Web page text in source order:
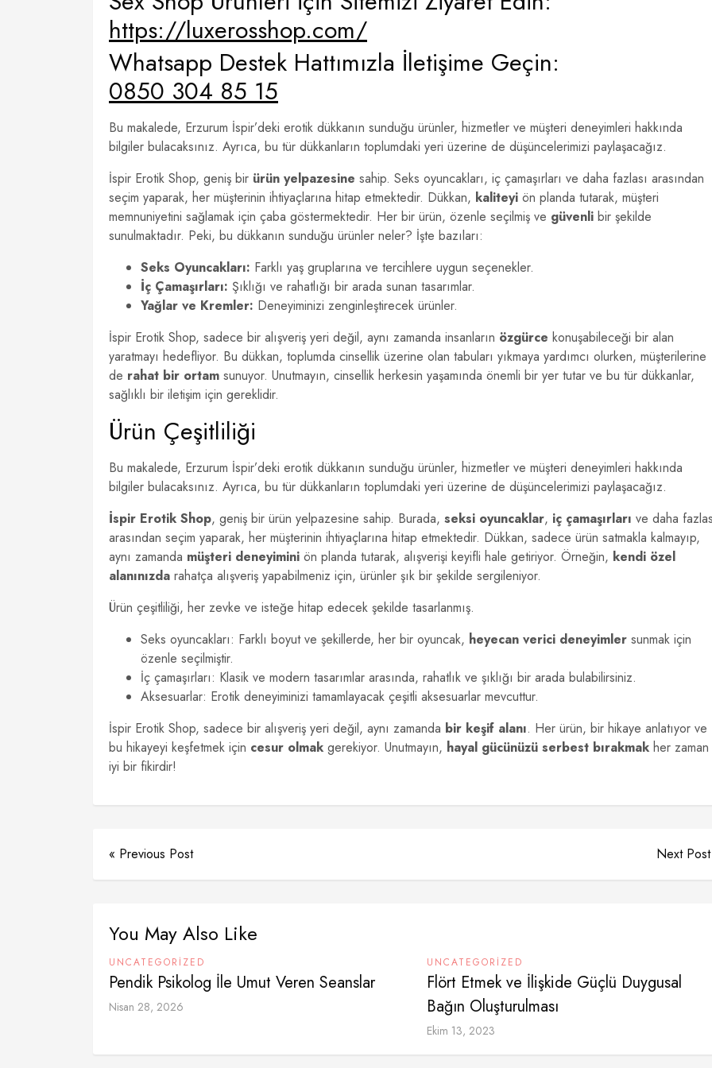
https://luxerosshop.com/
Whatsapp Destek Hattımızla İletişime Geçin:
0850 304 85 15
Bu makalede, Erzurum İspir’deki erotik dükkanın sunduğu ürünler, hizmetler ve müşteri deneyimleri hakkında
bilgiler bulacaksınız. Ayrıca, bu tür dükkanların toplumdaki yeri üzerine de düşüncelerimizi paylaşacağız.
İspir Erotik Shop, geniş bir ürün yelpazesine sahip. Seks oyuncakları, iç çamaşırları ve daha fazlası arasından
seçim yaparak, her müşterinin ihtiyaçlarına hitap etmektedir. Dükkan, kaliteyi ön planda tutarak, müşteri
memnuniyetini sağlamak için çaba göstermektedir. Her bir ürün, özenle seçilmiş ve güvenli bir şekilde
sunulmaktadır. Peki, bu dükkanın sunduğu ürünler neler? İşte bazıları:
Seks Oyuncakları: Farklı yaş gruplarına ve tercihlere uygun seçenekler.
İç Çamaşırları: Şıklığı ve rahatlığı bir arada sunan tasarımlar.
Yağlar ve Kremler: Deneyiminizi zenginleştirecek ürünler.
İspir Erotik Shop, sadece bir alışveriş yeri değil, aynı zamanda insanların özgürce konuşabileceği bir alan
yaratmayı hedefliyor. Bu dükkan, toplumda cinsellik üzerine olan tabuları yıkmaya yardımcı olurken, müşterilerine
de rahat bir ortam sunuyor. Unutmayın, cinsellik herkesin yaşamında önemli bir yer tutar ve bu tür dükkanlar,
sağlıklı bir iletişim için gereklidir.
Ürün Çeşitliliği
Bu makalede, Erzurum İspir’deki erotik dükkanın sunduğu ürünler, hizmetler ve müşteri deneyimleri hakkında
bilgiler bulacaksınız. Ayrıca, bu tür dükkanların toplumdaki yeri üzerine de düşüncelerimizi paylaşacağız.
İspir Erotik Shop, geniş bir ürün yelpazesine sahip. Burada, seksi oyuncaklar, iç çamaşırları ve daha
arasından seçim yaparak, her müşterinin ihtiyaçlarına hitap etmektedir. Dükkan, sadece ürün satmakla kalmayıp,
aynı zamanda müşteri deneyimini ön planda tutarak, alışverişi keyifli hale getiriyor. Örneğin, kendi özel
alanınızda rahatça alışveriş yapabilmeniz için, ürünler şık bir şekilde sergileniyor.
Ürün çeşitliliği, her zevke ve isteğe hitap edecek şekilde tasarlanmış.
Seks oyuncakları: Farklı boyut ve şekillerde, her bir oyuncak, heyecan verici deneyimler sunmak için
özenle seçilmiştir.
İç çamaşırları: Klasik ve modern tasarımlar arasında, rahatlık ve şıklığı bir arada bulabilirsiniz.
Aksesuarlar: Erotik deneyiminizi tamamlayacak çeşitli aksesuarlar mevcuttur.
İspir Erotik Shop, sadece bir alışveriş yeri değil, aynı zamanda bir keşif alanı. Her ürün, bir hikaye anlatıyor ve
bu hikayeyi keşfetmek için cesur olmak gerekiyor. Unutmayın, hayal gücünüzü serbest bırakmak her zaman
iyi bir fikirdir!
« Previous Post Next
You May Also Like
UNCATEGORIZED
Pendik Psikolog İle Umut Veren Seanslar
Nisan 28, 2026
UNCATEGORIZED
Flört Etmek ve İlişkide Güçlü Duygusal
Bağın Oluşturulması
Ekim 13, 2023